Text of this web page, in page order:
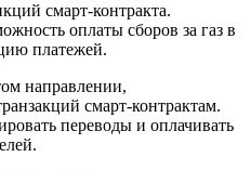
смарт-контракта.
оплаты сборов за газ в
платежей.
направлении,
смарт-контрактам.
переводы и оплачивать